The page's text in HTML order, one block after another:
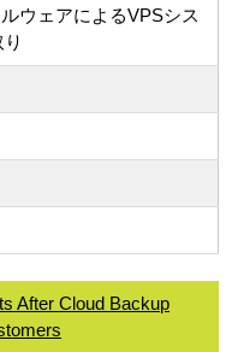
ウェアによるVPSシス
After Cloud Backup